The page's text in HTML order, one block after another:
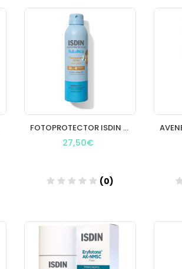
FOTOPROTECTOR ISDIN PEDIAT.WET SKIN 50+
27,50€
(0)
Añadir